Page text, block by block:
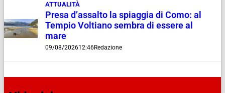
ATTUALITÀ
Presa d’assalto la spiaggia di Como: al
Tempio Voltiano sembra di essere al
mare
09/08/202612:46Redazione